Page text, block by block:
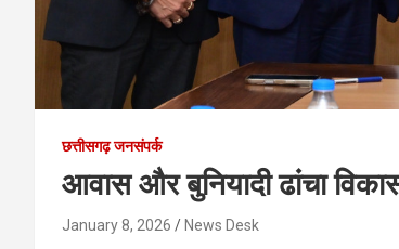
छत्तीसगढ़ जनसंपर्क
आवास और बुनियादी ढांचा
January 8, 2026 News Desk